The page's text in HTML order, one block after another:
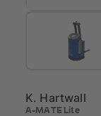
K. Hartwall
A-MATE Lite